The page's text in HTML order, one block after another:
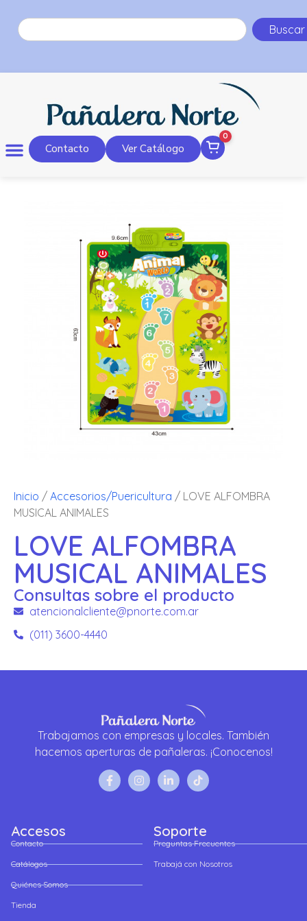
Buscar
Contacto Ver Catálogo
0
Inicio / Accesorios/Puericultura / LOVE ALFOMBRA
MUSICAL ANIMALES
LOVE ALFOMBRA
MUSICAL ANIMALES
Consultas sobre el producto
atencionalcliente@pnorte.com.ar
(011) 3600-4440
Trabajamos con empresas y locales. También
hacemos aperturas de pañaleras. ¡Conocenos!
Accesos
Contacto
Catálogos
Quiénes Somos
Tienda
Soporte
Preguntas Frecuentes
Trabajá con Nosotros